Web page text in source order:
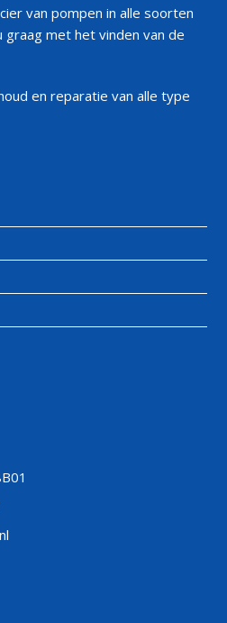
van pompen in alle soorten
graag met het vinden van de
en reparatie van alle type